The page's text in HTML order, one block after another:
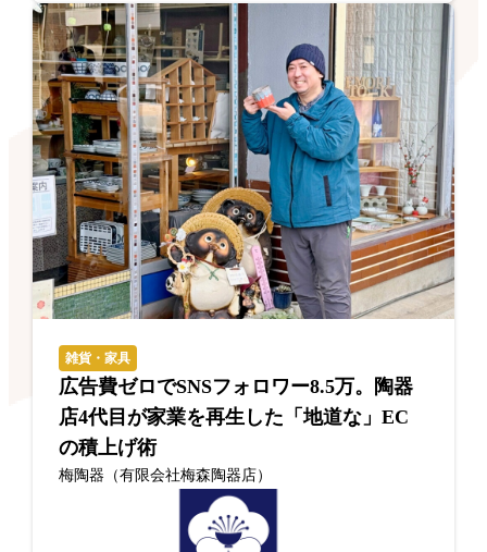
雑貨・家具
広告費ゼロでSNSフォロワー8.5万。陶器
店4代目が家業を再生した「地道な」EC
の積上げ術
梅陶器（有限会社梅森陶器店）